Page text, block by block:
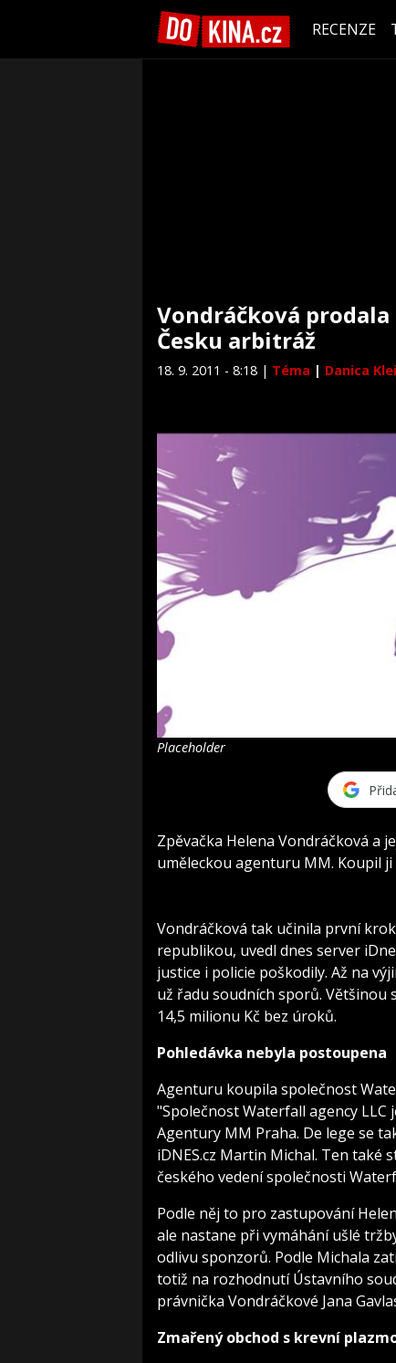
RECENZE
Vondráčková
Česku arbitráž
18. 9. 2011 - 8:18 | Téma | Danica
Placeholder
Zpěvačka Helena Vondráčková a
uměleckou agenturu MM. Koupil
Vondráčková tak učinila první
republikou, uvedl dnes server
justice i policie poškodily. Až na
už řadu soudních sporů. Většinou
14,5 milionu Kč bez úroků.
Pohledávka nebyla postoupena
Agenturu koupila společnost
"Společnost Waterfall agency
Agentury MM Praha. De lege se
iDNES.cz Martin Michal. Ten také
českého vedení společnosti
Podle něj to pro zastupování
ale nastane při vymáhání ušlé
odlivu sponzorů. Podle Michala
totiž na rozhodnutí Ústavního
právnička Vondráčkové Jana
Zmařený obchod s krevní